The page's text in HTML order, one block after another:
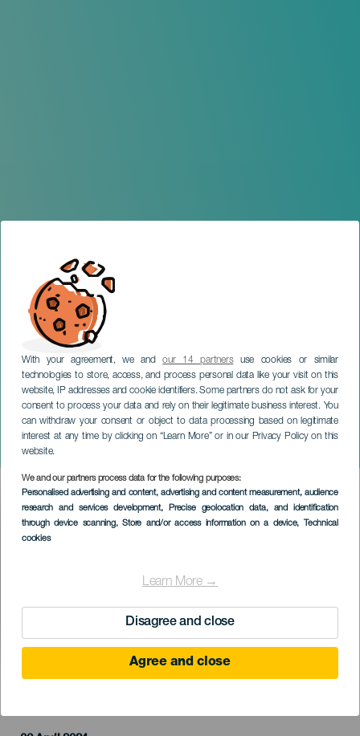
With your agreement, we andour 14 partnersuse cookies or similar
technologies to store, access, and process personal data like your visit on this
website, IP addresses and cookie identifiers. Some partners do not ask for your
consent to process your data and rely on their legitimate business interest. You
can withdraw your consent or object to data processing based on legitimate
interest at any time by clicking on “Learn More” or in our Privacy Policy on this
website.
We and our partners process data for the following purposes:
Personalised advertising and content, advertising and content measurement, audience
research and services development, Precise geolocation data, and identification
through device scanning, Store and/or access information on a device, Technical
cookies
Learn More →
Disagree and close
Agree and close
Cruz Cafuné
TENERIFE
Imagen
Listado